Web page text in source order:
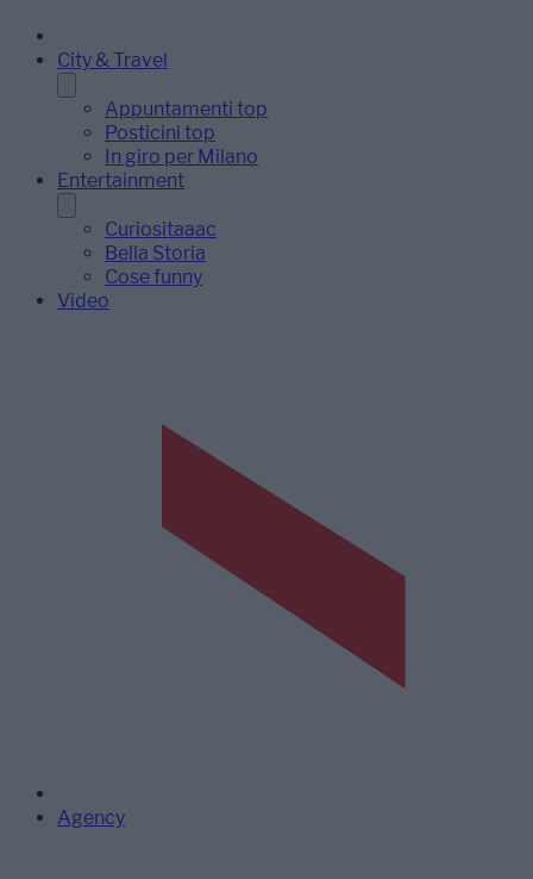
City & Travel
Appuntamenti top
Posticini top
In giro per Milano
Entertainment
Curiositaaac
Bella Storia
Cose funny
Video
Agency